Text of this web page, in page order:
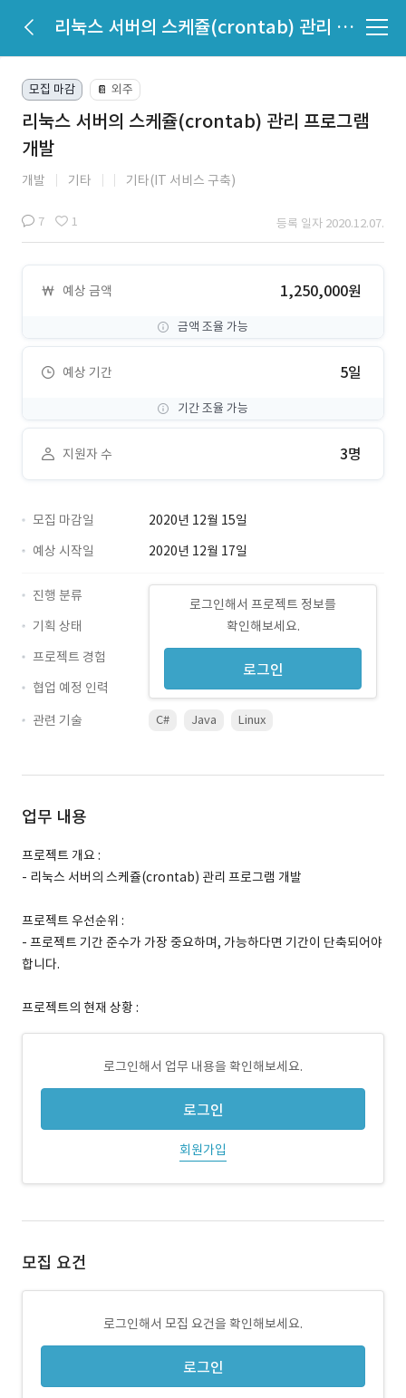
리눅스 서버의 스케쥴(crontab) 관리 프로그램 개발
모집 마감 📔 외주
리눅스 서버의 스케쥴(crontab) 관리 프로그램
개발
개발 기타 기타(IT 서비스 구축)
7 1 등록 일자 2020.12.07.
예상 금액 1,250,000원
금액 조율 가능
예상 기간 5일
기간 조율 가능
지원자 수 3명
모집 마감일
2020년 12월 15일
예상 시작일
2020년 12월 17일
로그인해서 프로젝트 정보를
확인해보세요.
로그인
진행 분류
기획 상태
프로젝트 경험
협업 예정 인력
관련 기술
C# Java Linux
업무 내용
프로젝트 개요 :
- 리눅스 서버의 스케쥴(crontab) 관리 프로그램 개발
프로젝트 우선순위 :
- 프로젝트 기간 준수가 가장 중요하며, 가능하다면 기간이 단축되어야
합니다.
프로젝트의 현재 상황 :
로그인해서 업무 내용을 확인해보세요.
로그인
회원가입
모집 요건
로그인해서 모집 요건을 확인해보세요.
로그인